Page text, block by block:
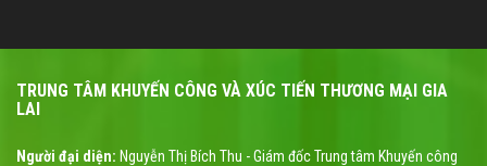
TRUNG TÂM KHUYẾN CÔNG VÀ XÚC TIẾN THƯƠNG MẠI GIA
LAI
Người đại diện: Nguyễn Thị Bích Thu - Giám đốc Trung tâm Khuyến công